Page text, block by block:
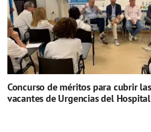
Concurso de méritos para cubrir
vacantes de Urgencias del